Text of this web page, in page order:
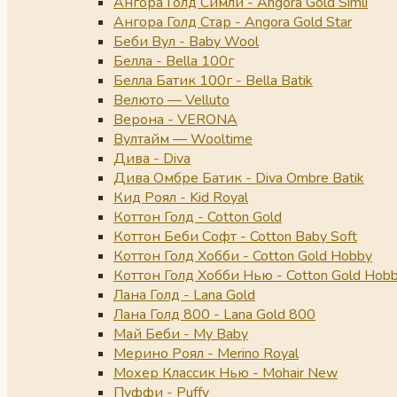
Ангора Голд Стар - Angora Gold Star
Беби Вул - Baby Wool
Белла - Bella 100г
Белла Батик 100г - Bella Batik
Велюто — Velluto
Верона - VERONA
Вултайм — Wooltime
Дива - Diva
Дива Омбре Батик - Diva Ombre Batik
Кид Роял - Kid Royal
Коттон Голд - Cotton Gold
Коттон Беби Софт - Cotton Baby Soft
Коттон Голд Хобби - Cotton Gold Hobby
Коттон Голд Хобби Нью - Cotton Gold
Лана Голд - Lana Gold
Лана Голд 800 - Lana Gold 800
Май Беби - My Baby
Мерино Роял - Merino Royal
Мохер Классик Нью - Mohair New
Пуффи - Puffy